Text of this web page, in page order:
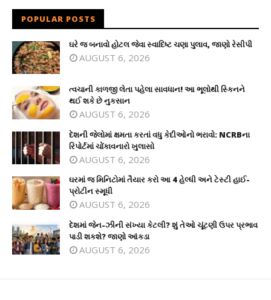
POPULAR POSTS
ઘરે જ બનાવો હોટલ જેવા સ્વાદિષ્ટ ચણા પુલાવ, જાણો રેસીપી
AUGUST 6, 2026
ત્વચાની કાળજી લેતા પહેલા સાવધાન! આ ભૂલોથી સ્કિનને
થઈ શકે છે નુકસાન
AUGUST 6, 2026
દેશની જેલોમાં ક્ષમતા કરતાં વધુ કેદીઓનો ભરાવો: NCRBના
રિપોર્ટમાં ચોંકાવનારો ખુલાસો
AUGUST 6, 2026
ઘરમાં જ મિનિટોમાં તૈયાર કરો આ 4 હેલ્ધી અને ટેસ્ટી હાઈ-
પ્રોટીન સ્મૂધી
AUGUST 6, 2026
દેશમાં જેન-ઝીની સંખ્યા કેટલી? શું તેઓ ચૂંટણી ઉપર પ્રભાવ
પાડી શકશે? જાણો આંકડા
AUGUST 6, 2026